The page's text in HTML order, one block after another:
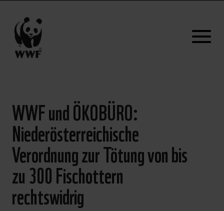
WWF und ÖKOBÜRO:
Niederösterreichische
Verordnung zur Tötung von bis
zu 300 Fischottern
rechtswidrig